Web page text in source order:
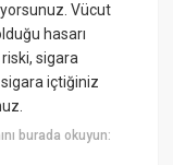
Vücut
hasarı
riski, sigara
içtiğiniz
burada okuyun: